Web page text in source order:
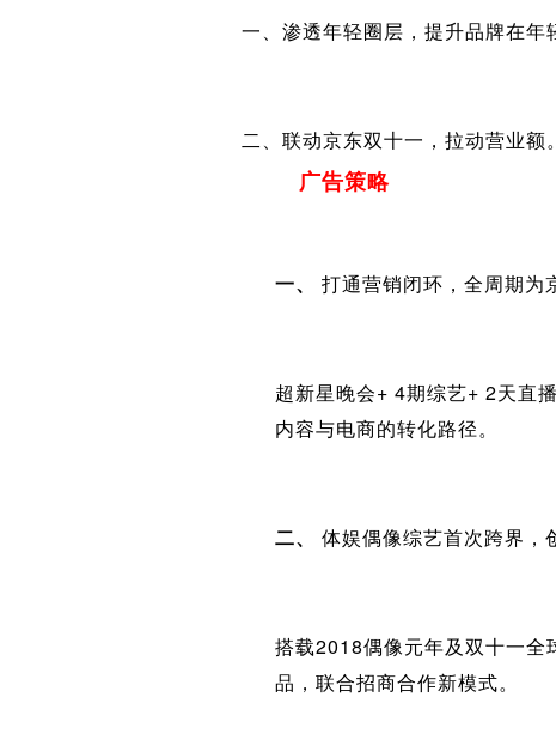
一、渗透年轻圈层，提升品牌在年
二、联动京东双十一，拉动营业额。
广告策略
一、 打通营销闭环，全周期
超新星晚会+ 4期综艺+ 2天直
内容与电商的转化路径。
二、 体娱偶像综艺首次跨界，
搭载2018偶像元年及双十一全
品，联合招商合作新模式。